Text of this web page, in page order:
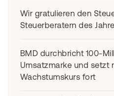
Wir gratulieren den
Steuerberatern des
BMD durchbricht 100-
Umsatzmarke und setzt
Wachstumskurs fort